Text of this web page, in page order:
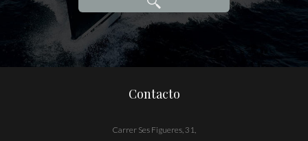
Contacto
Carrer Ses Figueres, 31,